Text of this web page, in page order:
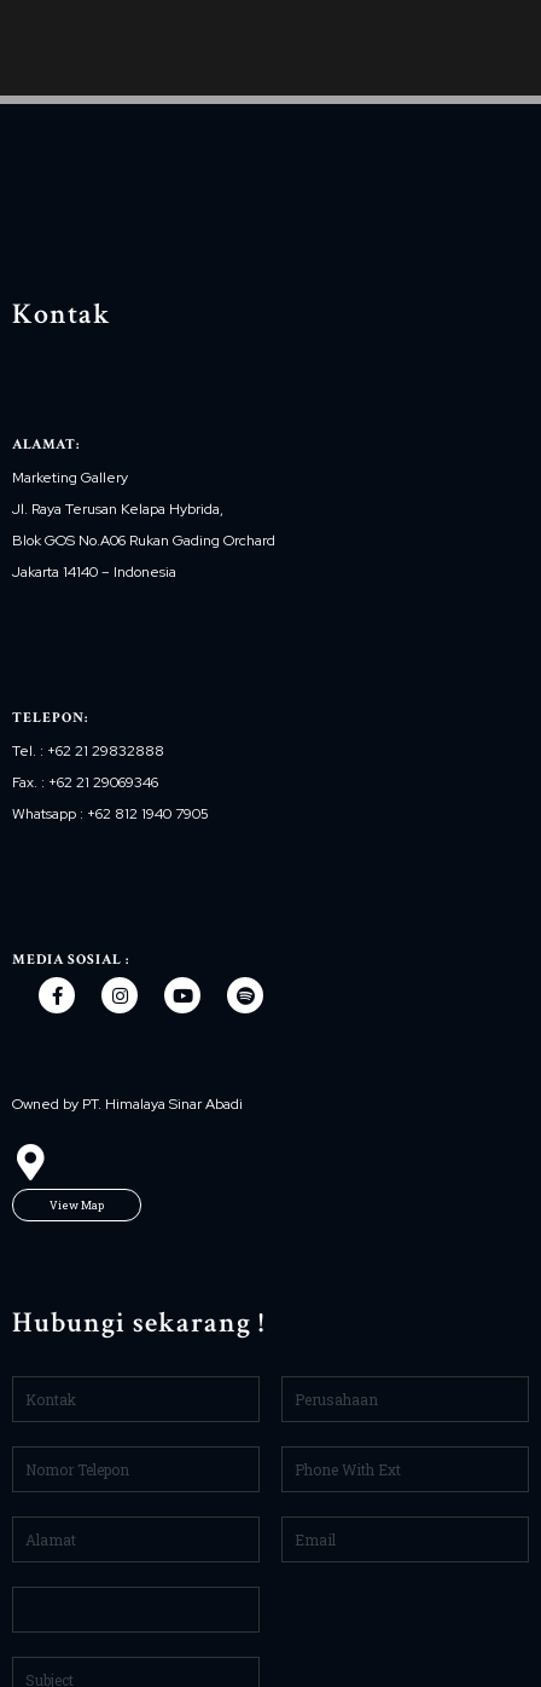
Kontak
ALAMAT:
Marketing Gallery
Jl. Raya Terusan Kelapa Hybrida,
Blok GOS No.A06 Rukan Gading Orchard
Jakarta 14140 – Indonesia
TELEPON:
Tel. : +62 21 29832888
Fax. : +62 21 29069346
Whatsapp : +62 812 1940 7905
MEDIA SOSIAL :
Owned by PT. Himalaya Sinar Abadi
View Map
Hubungi sekarang !